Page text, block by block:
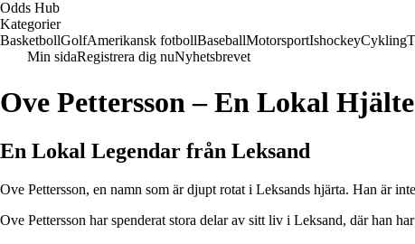
Odds Hub
Kategorier
BasketbollGolfAmerikansk fotbollBaseballMotorsportIshockeyCykling
Min sidaRegistrera dig nuNyhetsbrevet
Ove Pettersson – En Lokal
En Lokal Legendar från Leksand
Ove Pettersson, en namn som är djupt rotat i Leksands hjärta. Han är
Ove Pettersson har spenderat stora delar av sitt liv i Leksand, där han